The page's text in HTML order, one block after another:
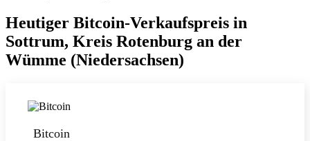
Heutiger Bitcoin-Verkaufspreis in
Sottrum, Kreis Rotenburg an der
Wümme (Niedersachsen)
Bitcoin